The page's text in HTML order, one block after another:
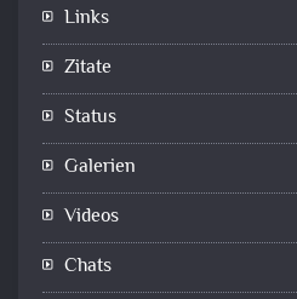
Links
Zitate
Status
Galerien
Videos
Chats